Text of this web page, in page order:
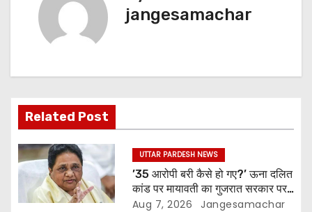
jangesamachar
Related Post
UTTAR PARDESH NEWS
’35 आरोपी बरी कैसे हो गए?’ ऊना दलित
कांड पर मायावती का गुजरात सरकार पर
हमला, कार्रवाई की मांग
Aug 7, 2026 Jangesamachar